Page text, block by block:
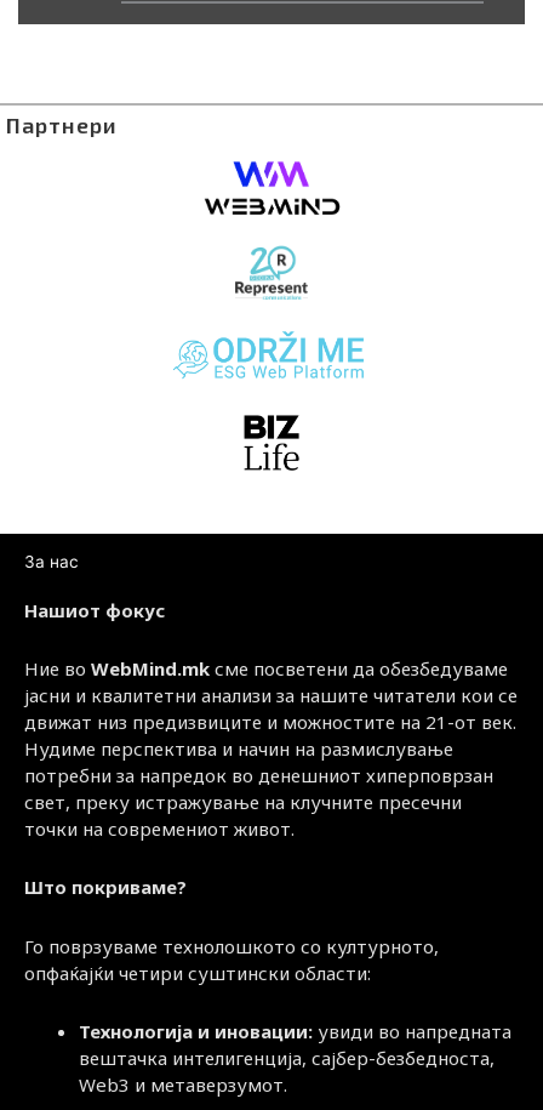
Партнери
За нас
Нашиот фокус
Ние во WebMind.mk сме посветени да обезбедуваме
јасни и квалитетни анализи за нашите читатели кои се
движат низ предизвиците и можностите на 21-от век.
Нудиме перспектива и начин на размислување
потребни за напредок во денешниот хиперповрзан
свет, преку истражување на клучните пресечни
точки на современиот живот.
Што покриваме?
Го поврзуваме технолошкото со културното,
опфаќајќи четири суштински области:
Технологија и иновации: увиди во напредната
вештачка интелигенција, сајбер-безбедноста,
Web3 и метаверзумот.